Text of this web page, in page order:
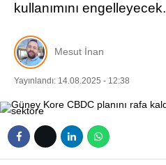
kullanımını engelleyecek.
Mesut İnan
Yayınlandı: 14.08.2025 - 12:38